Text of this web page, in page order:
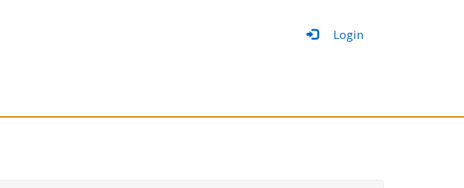
Login